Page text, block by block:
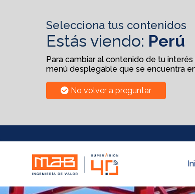
Selecciona tus contenidos
Estás viendo: Perú
Para cambiar al contenido de tu
menú desplegable que se encuentra
No volver a preguntar